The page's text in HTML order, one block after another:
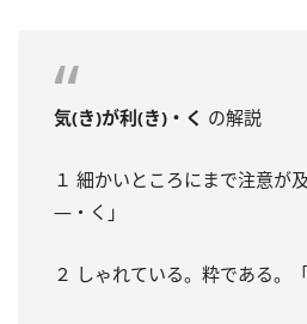
気(き)が利(き)・く の解説
１ 細かいところにまで注意が
―・く」
２ しゃれている。粋である。